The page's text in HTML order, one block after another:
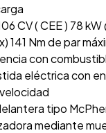
CV ( CEE ) 78
141 Nm de par
con
eléctrica con
tipo
mediante